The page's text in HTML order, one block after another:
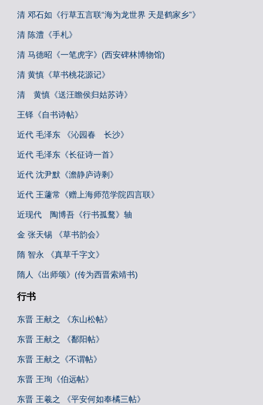
清 邓石如《行草五言联“海为龙世界 天是鹤家乡”》
清 陈澧《手札》
清 马德昭《一笔虎字》(西安碑林博物馆)
清 黄慎《草书桃花源记》
清 黄慎《送汪瞻侯归姑苏诗》
王铎《自书诗帖》
近代 毛泽东 《沁园春 长沙》
近代 毛泽东《长征诗一首》
近代 沈尹默《澹静庐诗剩》
近代 王蘧常《赠上海师范学院四言联》
近现代 陶博吾《行书孤鹜》轴
金 张天锡 《草书韵会》
隋 智永 《真草千字文》
隋人《出师颂》(传为西晋索靖书)
行书
东晋 王献之 《东山松帖》
东晋 王献之 《鄱阳帖》
东晋 王献之《不谓帖》
东晋 王珣《伯远帖》
东晋 王羲之 《平安何如奉橘三帖》